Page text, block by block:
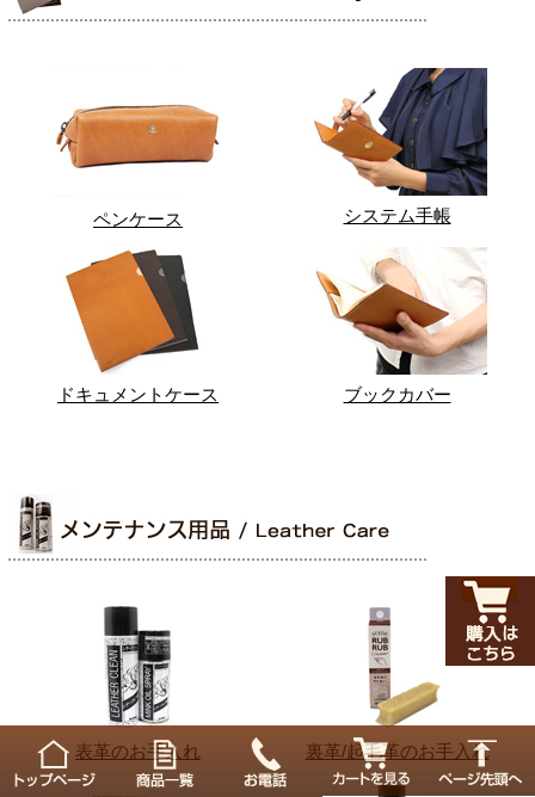
ペンケース システム手帳
ドキュメントケース ブックカバー
表革のお手入れ 裏革/起毛革のお手入れ